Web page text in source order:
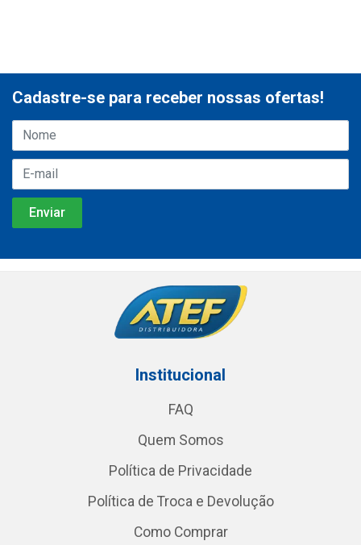
Cadastre-se para receber nossas ofertas!
Institucional
FAQ
Quem Somos
Política de Privacidade
Política de Troca e Devolução
Como Comprar